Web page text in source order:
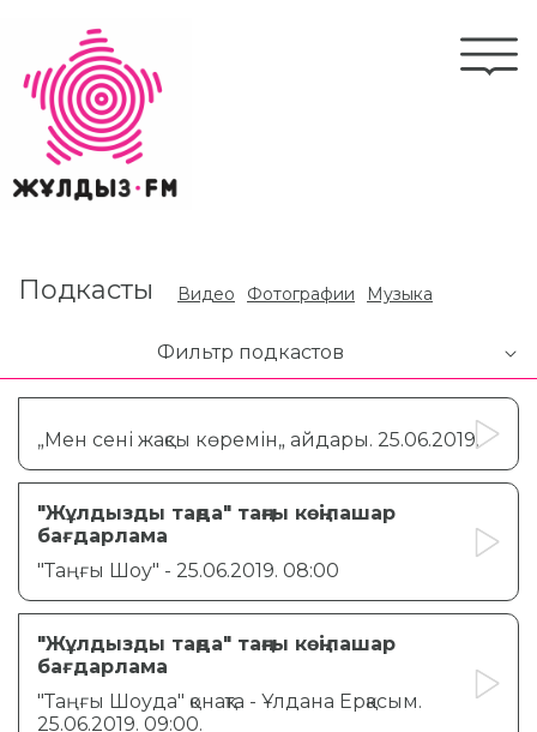
основному
содержанию
Подкасты Видео Фотографии Музыка
Фильтр подкастов
„Мен сені жақсы көремін„ айдары. 25.06.2019.
"Жұлдызды таңда" таңғы көңілашар
бағдарлама
"Таңғы Шоу" - 25.06.2019. 08:00
"Жұлдызды таңда" таңғы көңілашар
бағдарлама
"Таңғы Шоуда" қонақта - Ұлдана Ерқасым.
25.06.2019. 09:00.